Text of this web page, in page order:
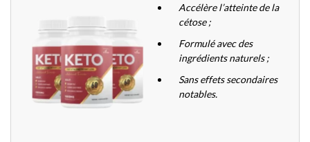
Accélère l’atteinte de la
cétose ;
Formulé avec des
ingrédients naturels ;
Sans effets secondaires
notables.